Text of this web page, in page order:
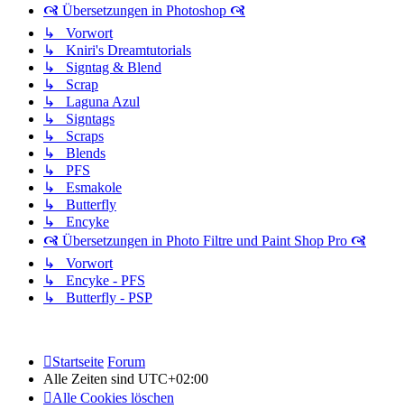
🙧 Übersetzungen in Photoshop 🙧
↳ Vorwort
↳ Kniri's Dreamtutorials
↳ Signtag & Blend
↳ Scrap
↳ Laguna Azul
↳ Signtags
↳ Scraps
↳ Blends
↳ PFS
↳ Esmakole
↳ Butterfly
↳ Encyke
🙧 Übersetzungen in Photo Filtre und Paint Shop Pro 🙧
↳ Vorwort
↳ Encyke - PFS
↳ Butterfly - PSP
Startseite Forum
Alle Zeiten sind UTC+02:00
Alle Cookies löschen